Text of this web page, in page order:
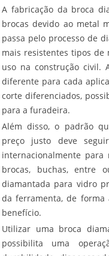
A fabricação da broca
brocas devido ao metal
passa pelo processo de
mais resistentes tipos de
uso na construção civil.
diferente para cada
corte diferenciados,
para a furadeira.
Além disso, o padrão
preço justo deve
internacionalmente
brocas, buchas, entre
diamantada para vidro
da ferramenta, de forma
benefício.
Utilizar uma broca
possibilita uma